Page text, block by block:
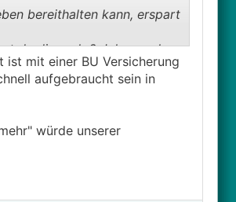
bereithalten kann, erspart
du dir nach 2 Jahren schon
die nicht wirklich
mit einer BU Versicherung
aufgebraucht sein in
würde unserer